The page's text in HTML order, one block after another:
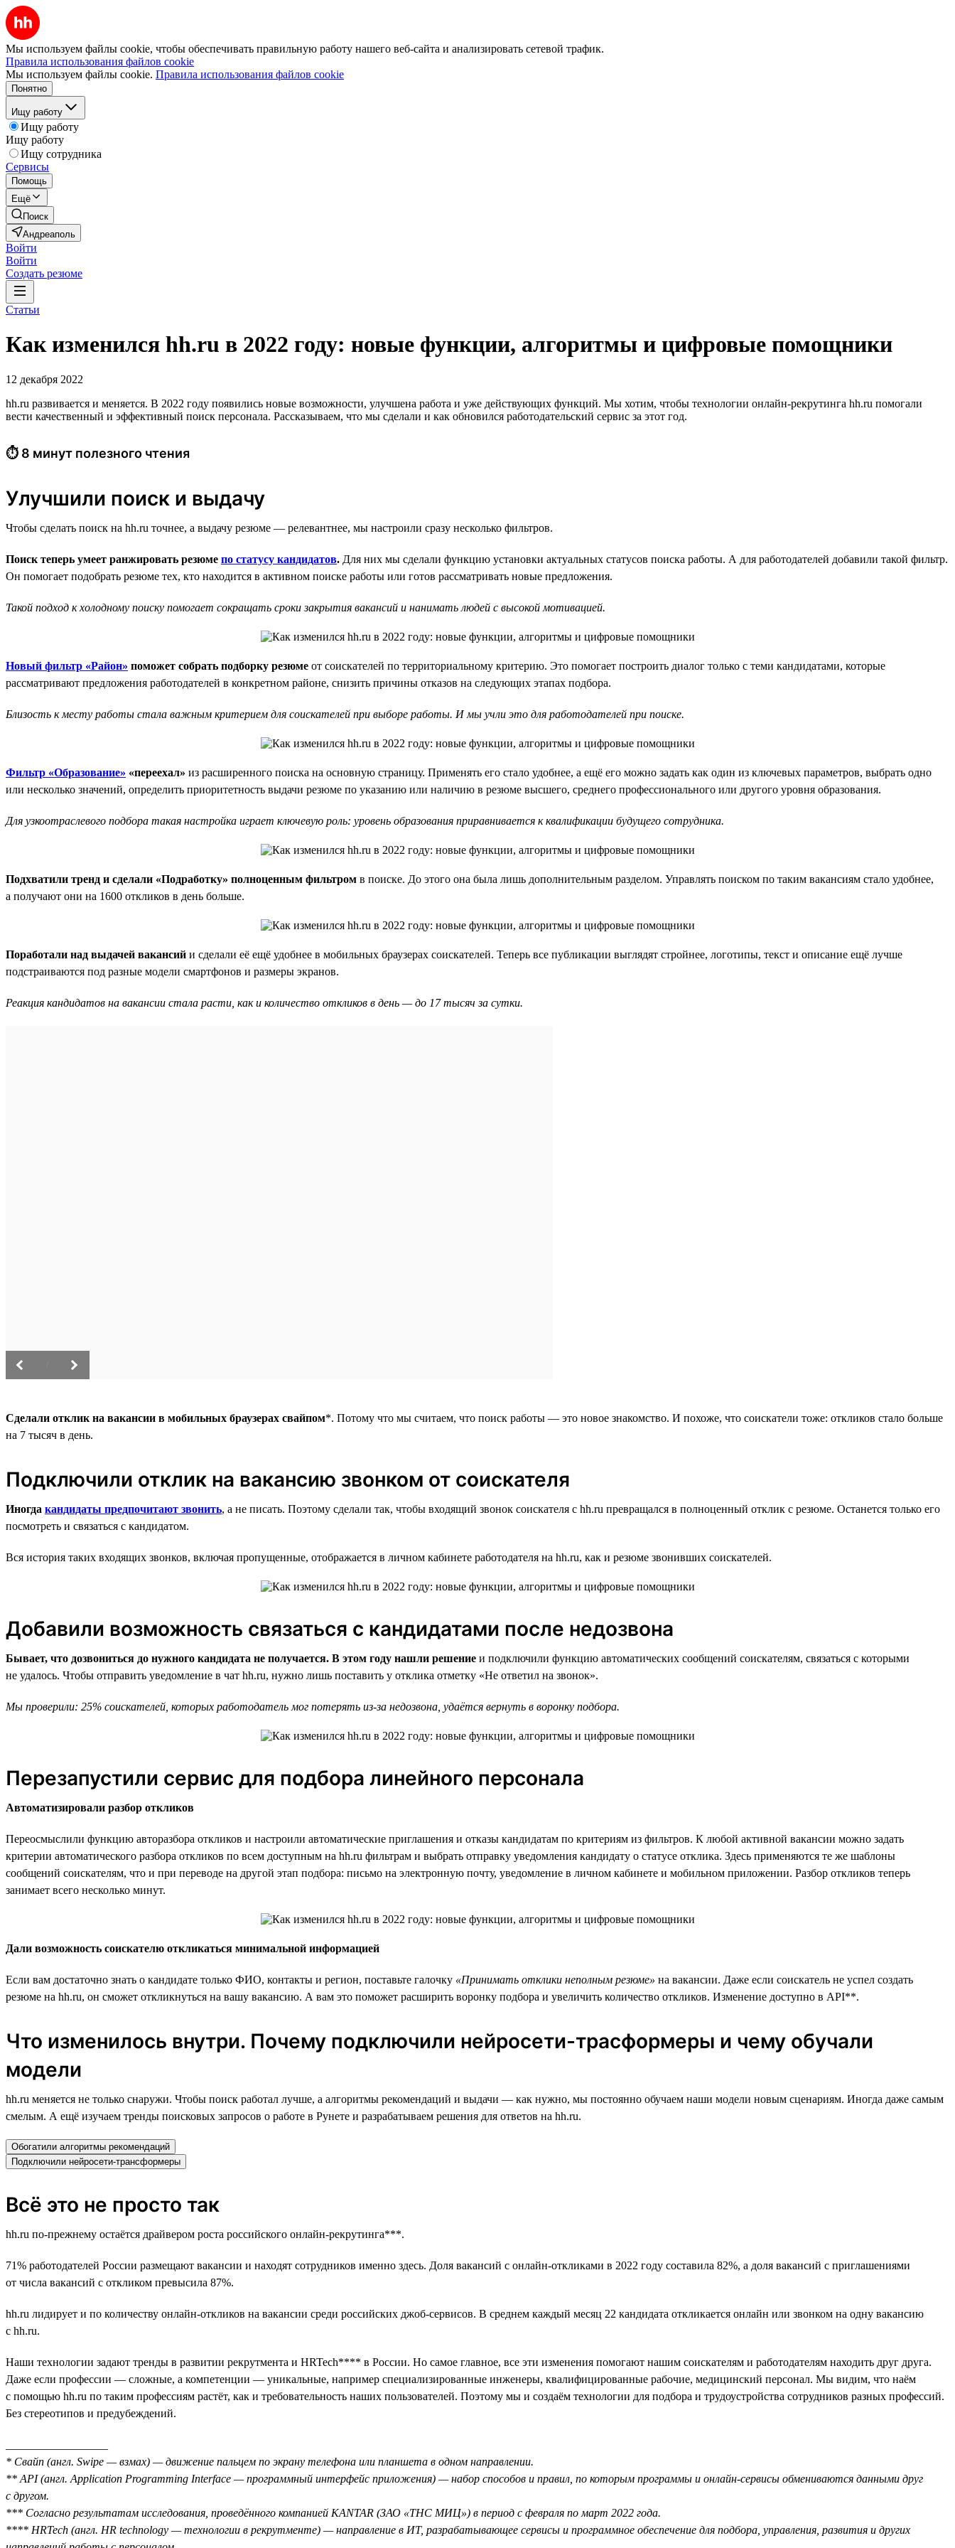
Мы используем файлы cookie, чтобы обеспечивать правильную работу нашего веб-сайта и анализировать сетевой трафик.
Правила использования файлов cookie
Мы используем файлы cookie. Правила использования файлов cookie
Понятно
Ищу работу
Ищу работу
Ищу работу
Ищу сотрудника
Сервисы
Помощь
Ещё
Поиск
Андреаполь
Войти
Войти
Создать резюме
Статьи
Как изменился hh.ru в 2022 году: новые функции, алгоритмы и цифровые помощники
12 декабря 2022
hh.ru развивается и меняется. В 2022 году появились новые возможности, улучшена работа и уже действующих функций. Мы хотим, чтобы технологии онлайн-рекрутинга hh.ru помогали
вести качественный и эффективный поиск персонала. Рассказываем, что мы сделали и как обновился работодательский сервис за этот год.
⏱ 8 минут полезного чтения
Улучшили поиск и выдачу
Чтобы сделать поиск на hh.ru точнее, а выдачу резюме — релевантнее, мы настроили сразу несколько фильтров.
Поиск теперь умеет ранжировать резюме по статусу кандидатов. Для них мы сделали функцию установки актуальных статусов поиска работы. А для работодателей добавили такой фильтр.
Он помогает подобрать резюме тех, кто находится в активном поиске работы или готов рассматривать новые предложения.
Такой подход к холодному поиску помогает сокращать сроки закрытия вакансий и нанимать людей с высокой мотивацией.
Новый фильтр «Район» поможет собрать подборку резюме от соискателей по территориальному критерию. Это помогает построить диалог только с теми кандидатами, которые
рассматривают предложения работодателей в конкретном районе, снизить причины отказов на следующих этапах подбора.
Близость к месту работы стала важным критерием для соискателей при выборе работы. И мы учли это для работодателей при поиске.
Фильтр «Образование» «переехал» из расширенного поиска на основную страницу. Применять его стало удобнее, а ещё его можно задать как один из ключевых параметров, выбрать одно
или несколько значений, определить приоритетность выдачи резюме по указанию или наличию в резюме высшего, среднего профессионального или другого уровня образования.
Для узкоотраслевого подбора такая настройка играет ключевую роль: уровень образования приравнивается к квалификации будущего сотрудника.
Подхватили тренд и сделали «Подработку» полноценным фильтром в поиске. До этого она была лишь дополнительным разделом. Управлять поиском по таким вакансиям стало удобнее,
а получают они на 1600 откликов в день больше.
Поработали над выдачей вакансий и сделали её ещё удобнее в мобильных браузерах соискателей. Теперь все публикации выглядят стройнее, логотипы, текст и описание ещё лучше
подстраиваются под разные модели смартфонов и размеры экранов.
Реакция кандидатов на вакансии стала расти, как и количество откликов в день — до 17 тысяч за сутки.
Сделали отклик на вакансии в мобильных браузерах свайпом*. Потому что мы считаем, что поиск работы — это новое знакомство. И похоже, что соискатели тоже: откликов стало больше
на 7 тысяч в день.
Подключили отклик на вакансию звонком от соискателя
Иногда кандидаты предпочитают звонить, а не писать. Поэтому сделали так, чтобы входящий звонок соискателя с hh.ru превращался в полноценный отклик с резюме. Останется только его
посмотреть и связаться с кандидатом.
Вся история таких входящих звонков, включая пропущенные, отображается в личном кабинете работодателя на hh.ru, как и резюме звонивших соискателей.
Добавили возможность связаться с кандидатами после недозвона
Бывает, что дозвониться до нужного кандидата не получается. В этом году нашли решение и подключили функцию автоматических сообщений соискателям, связаться с которыми
не удалось. Чтобы отправить уведомление в чат hh.ru, нужно лишь поставить у отклика отметку «Не ответил на звонок».
Мы проверили: 25% соискателей, которых работодатель мог потерять из-за недозвона, удаётся вернуть в воронку подбора.
Перезапустили сервис для подбора линейного персонала
Автоматизировали разбор откликов
Переосмыслили функцию авторазбора откликов и настроили автоматические приглашения и отказы кандидатам по критериям из фильтров. К любой активной вакансии можно задать
критерии автоматического разбора откликов по всем доступным на hh.ru фильтрам и выбрать отправку уведомления кандидату о статусе отклика. Здесь применяются те же шаблоны
сообщений соискателям, что и при переводе на другой этап подбора: письмо на электронную почту, уведомление в личном кабинете и мобильном приложении. Разбор откликов теперь
занимает всего несколько минут.
Дали возможность соискателю откликаться минимальной информацией
Если вам достаточно знать о кандидате только ФИО, контакты и регион, поставьте галочку «Принимать отклики неполным резюме» на вакансии. Даже если соискатель не успел создать
резюме на hh.ru, он сможет откликнуться на вашу вакансию. А вам это поможет расширить воронку подбора и увеличить количество откликов. Изменение доступно в API**.
Что изменилось внутри. Почему подключили нейросети-трасформеры и чему обучали
модели
hh.ru меняется не только снаружи. Чтобы поиск работал лучше, а алгоритмы рекомендаций и выдачи — как нужно, мы постоянно обучаем наши модели новым сценариям. Иногда даже самым
смелым. А ещё изучаем тренды поисковых запросов о работе в Рунете и разрабатываем решения для ответов на hh.ru.
Обогатили алгоритмы рекомендаций
Подключили нейросети-трансформеры
Всё это не просто так
hh.ru по-прежнему остаётся драйвером роста российского онлайн-рекрутинга***.
71% работодателей России размещают вакансии и находят сотрудников именно здесь. Доля вакансий с онлайн-откликами в 2022 году составила 82%, а доля вакансий с приглашениями
от числа вакансий с откликом превысила 87%.
hh.ru лидирует и по количеству онлайн-откликов на вакансии среди российских джоб-сервисов. В среднем каждый месяц 22 кандидата откликается онлайн или звонком на одну вакансию
с hh.ru.
Наши технологии задают тренды в развитии рекрутмента и HRTech**** в России. Но самое главное, все эти изменения помогают нашим соискателям и работодателям находить друг друга.
Даже если профессии — сложные, а компетенции — уникальные, например специализированные инженеры, квалифицированные рабочие, медицинский персонал. Мы видим, что наём
с помощью hh.ru по таким профессиям растёт, как и требовательность наших пользователей. Поэтому мы и создаём технологии для подбора и трудоустройства сотрудников разных профессий.
Без стереотипов и предубеждений.
* Свайп (англ. Swipe — взмах) — движение пальцем по экрану телефона или планшета в одном направлении.
** API (англ. Application Programming Interface — программный интерфейс приложения) — набор способов и правил, по которым программы и онлайн-сервисы обмениваются данными друг
с другом.
*** Согласно результатам исследования, проведённого компанией KANTAR (ЗАО «ТНС МИЦ») в период с февраля по март 2022 года.
**** HRTech (англ. HR technology — технологии в рекрутменте) — направление в ИТ, разрабатывающее сервисы и программное обеспечение для подбора, управления, развития и других